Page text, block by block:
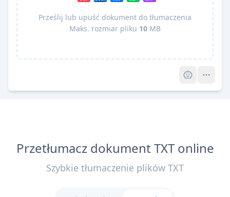
Prześlij lub upuść dokument do tłumaczenia
Maks. rozmiar pliku 10 MB
Przetłumacz dokument TXT online
Szybkie tłumaczenie plików TXT